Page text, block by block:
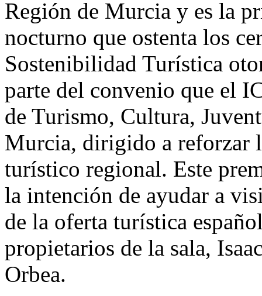
Región de Murcia y es la
nocturno que ostenta los
Sostenibilidad Turística
parte del convenio que el
de Turismo, Cultura,
Murcia, dirigido a reforzar
turístico regional. Este
la intención de ayudar a
de la oferta turística
propietarios de la sala,
Orbea.